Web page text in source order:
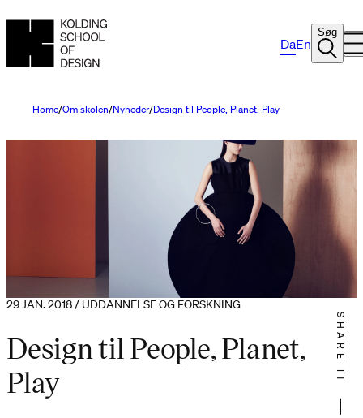
DaEn
Søg
Home Om skolen Nyheder Design til People, Planet, Play
29 JAN. 2018 / UDDANNELSE OG FORSKNING
Design til People, Planet,
Play
SHARE IT